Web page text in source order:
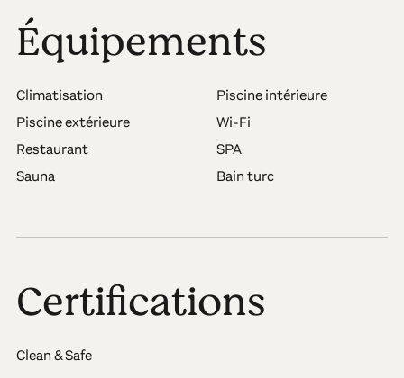
Équipements
Climatisation
Piscine intérieure
Piscine extérieure
Wi-Fi
Restaurant
SPA
Sauna
Bain turc
Certifications
Clean & Safe